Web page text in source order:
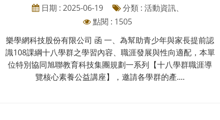
日期 : 2025-06-19
分類 : 活動資訊、
點閱 : 1505
樂學網科技股份有限公司 函 一、為幫助青少年與家長提前認
識108課綱十八學群之學習內容、職涯發展與性向適配，本單
位特別協同旭聯教育科技集團規劃一系列【十八學群職涯導
覽核心素養公益講座】，邀請各學群的產....